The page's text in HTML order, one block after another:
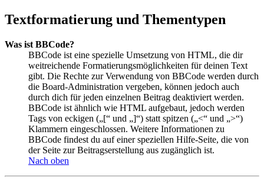
Textformatierung und Thementypen
Was ist BBCode?
BBCode ist eine spezielle Umsetzung von HTML, die dir
weitreichende Formatierungsmöglichkeiten für deinen Text
gibt. Die Rechte zur Verwendung von BBCode werden durch
die Board-Administration vergeben, können jedoch auch
durch dich für jeden einzelnen Beitrag deaktiviert werden.
BBCode ist ähnlich wie HTML aufgebaut, jedoch werden
Tags von eckigen („[“ und „]“) statt spitzen („<“ und „>“)
Klammern eingeschlossen. Weitere Informationen zu
BBCode findest du auf einer speziellen Hilfe-Seite, die von
der Seite zur Beitragserstellung aus zugänglich ist.
Nach oben